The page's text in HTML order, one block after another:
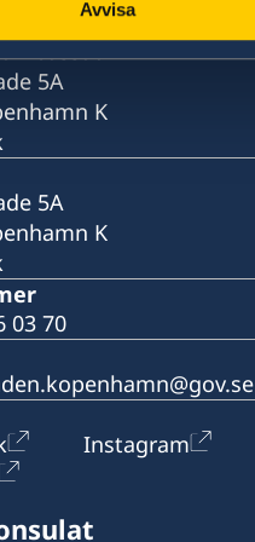
Avvisa
5A
K
5A
K
03 70
Instagram